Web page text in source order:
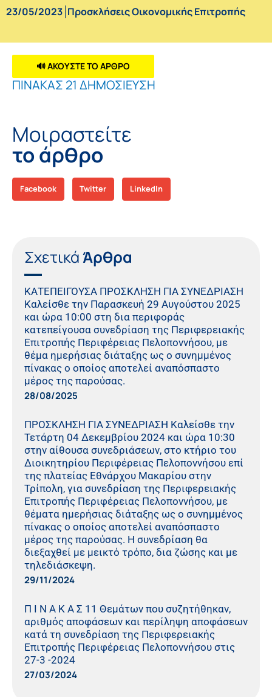
23/05/2023 Προσκλήσεις Οικονομικής Επιτροπής
🔊 ΑΚΟΥΣΤΕ ΤΟ ΑΡΘΡΟ
ΠΙΝΑΚΑΣ 21 ΔΗΜΟΣΙΕΥΣΗ
Μοιραστείτε
το άρθρο
Facebook Twitter LinkedIn
Σχετικά Άρθρα
ΚΑΤΕΠΕΙΓΟΥΣΑ ΠΡΟΣΚΛΗΣΗ ΓΙΑ ΣΥΝΕΔΡΙΑΣΗ
Καλείσθε την Παρασκευή 29 Αυγούστου 2025
και ώρα 10:00 στη δια περιφοράς
κατεπείγουσα συνεδρίαση της Περιφερειακής
Επιτροπής Περιφέρειας Πελοποννήσου, με
θέμα ημερήσιας διάταξης ως ο συνημμένος
πίνακας ο οποίος αποτελεί αναπόσπαστο
μέρος της παρούσας.
28/08/2025
ΠΡΟΣΚΛΗΣΗ ΓΙΑ ΣΥΝΕΔΡΙΑΣΗ Καλείσθε την
Τετάρτη 04 Δεκεμβρίου 2024 και ώρα 10:30
στην αίθουσα συνεδριάσεων, στο κτήριο του
Διοικητηρίου Περιφέρειας Πελοποννήσου επί
της πλατείας Εθνάρχου Μακαρίου στην
Τρίπολη, για συνεδρίαση της Περιφερειακής
Επιτροπής Περιφέρειας Πελοποννήσου, με
θέματα ημερήσιας διάταξης ως ο συνημμένος
πίνακας ο οποίος αποτελεί αναπόσπαστο
μέρος της παρούσας. Η συνεδρίαση θα
διεξαχθεί με μεικτό τρόπο, δια ζώσης και με
τηλεδιάσκεψη.
29/11/2024
Π Ι Ν Α Κ Α Σ 11 Θεμάτων που συζητήθηκαν,
αριθμός αποφάσεων και περίληψη αποφάσεων
κατά τη συνεδρίαση της Περιφερειακής
Επιτροπής Περιφέρειας Πελοποννήσου στις
27-3 -2024
27/03/2024